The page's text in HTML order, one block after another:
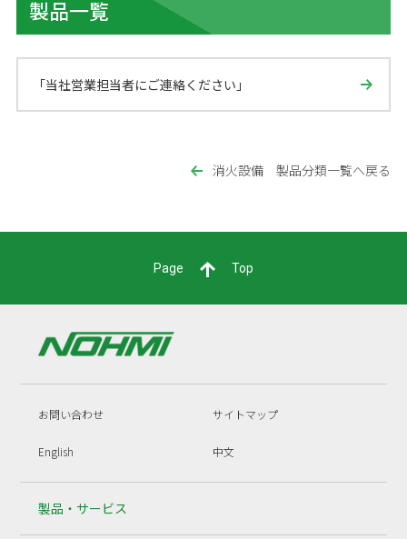
製品一覧
「当社営業担当者にご連絡ください」
消火設備 製品分類一覧へ戻る
Page Top
お問い合わせ サイトマップ
English 中文
製品・サービス